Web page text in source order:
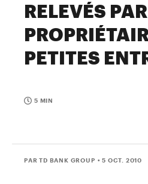
RELEVÉS
PETITES
5 MIN
PAR TD BANK GROUP • 5 OCT. 2010